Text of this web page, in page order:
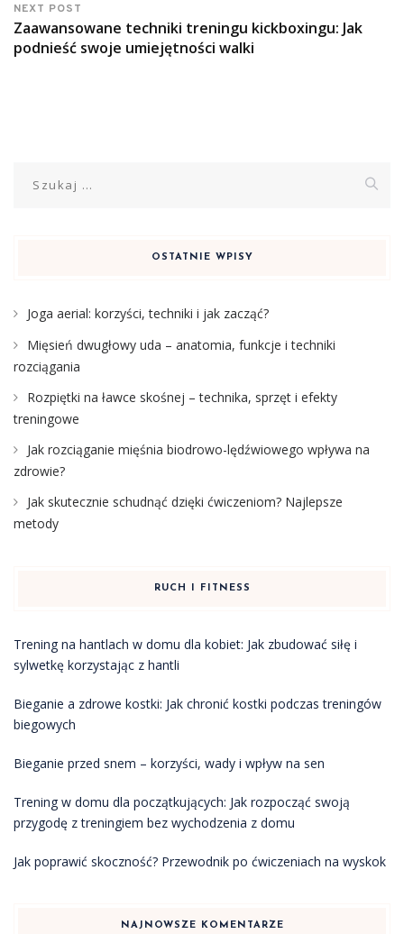
NEXT POST
Zaawansowane techniki treningu kickboxingu: Jak
podnieść swoje umiejętności walki
OSTATNIE WPISY
Joga aerial: korzyści, techniki i jak zacząć?
Mięsień dwugłowy uda – anatomia, funkcje i techniki
rozciągania
Rozpiętki na ławce skośnej – technika, sprzęt i efekty
treningowe
Jak rozciąganie mięśnia biodrowo-lędźwiowego wpływa na
zdrowie?
Jak skutecznie schudnąć dzięki ćwiczeniom? Najlepsze
metody
RUCH I FITNESS
Trening na hantlach w domu dla kobiet: Jak zbudować siłę i
sylwetkę korzystając z hantli
Bieganie a zdrowe kostki: Jak chronić kostki podczas treningów
biegowych
Bieganie przed snem – korzyści, wady i wpływ na sen
Trening w domu dla początkujących: Jak rozpocząć swoją
przygodę z treningiem bez wychodzenia z domu
Jak poprawić skoczność? Przewodnik po ćwiczeniach na wyskok
NAJNOWSZE KOMENTARZE